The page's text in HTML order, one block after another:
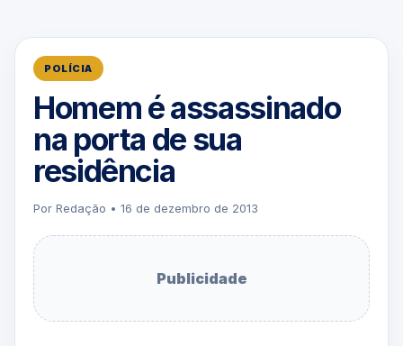
POLÍCIA
Homem é assassinado
na porta de sua
residência
Por Redação • 16 de dezembro de 2013
Publicidade